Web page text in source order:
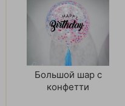
Большой шар с
конфетти